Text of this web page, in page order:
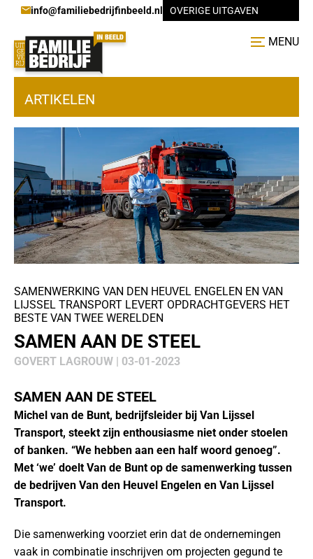
info@familiebedrijfinbeeld.nl OVERIGE UITGAVEN
MENU
ARTIKELEN
SAMENWERKING VAN DEN HEUVEL ENGELEN EN VAN
LIJSSEL TRANSPORT LEVERT OPDRACHTGEVERS HET
BESTE VAN TWEE WERELDEN
SAMEN AAN DE STEEL
GOVERT LAGROUW | 03-01-2023
SAMEN AAN DE STEEL
Michel van de Bunt, bedrijfsleider bij Van Lijssel
Transport, steekt zijn enthousiasme niet onder stoelen
of banken. “We hebben aan een half woord genoeg”.
Met ‘we’ doelt Van de Bunt op de samenwerking tussen
de bedrijven Van den Heuvel Engelen en Van Lijssel
Transport.
Die samenwerking voorziet erin dat de ondernemingen
vaak in combinatie inschrijven om projecten gegund te